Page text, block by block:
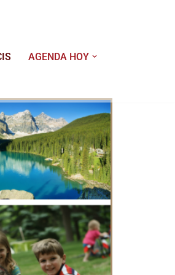
AGENDA HOY